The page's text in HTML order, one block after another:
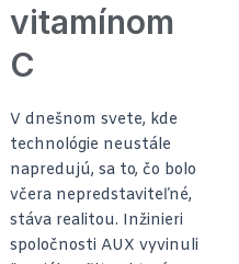
vitamínom
C
V dnešnom svete, kde
technológie neustále
napredujú, sa to, čo bolo
včera nepredstaviteľné,
stáva realitou. Inžinieri
spoločnosti AUX vyvinuli